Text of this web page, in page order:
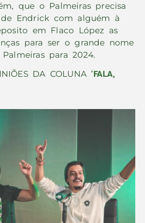
que o Palmeiras precisa
Endrick com alguém à
em Flaco López as
para ser o grande nome
para 2024.
DA COLUNA ‘FALA,